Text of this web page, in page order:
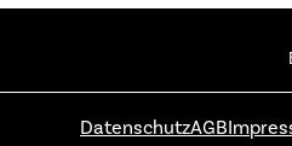
DatenschutzAGB